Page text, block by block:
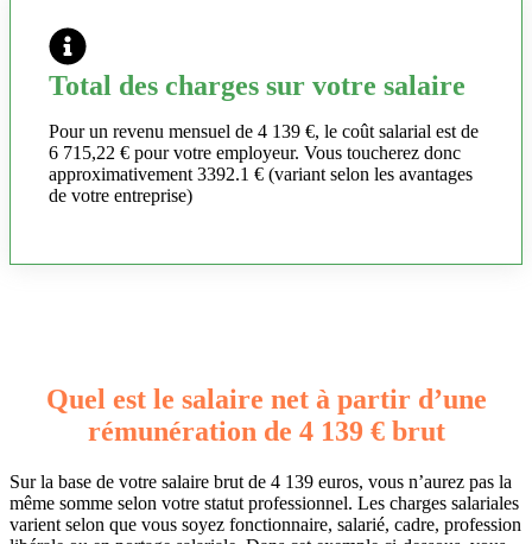
Total des charges sur votre salaire
Pour un revenu mensuel de 4 139 €, le coût salarial est de
6 715,22 € pour votre employeur. Vous toucherez donc
approximativement 3392.1 € (variant selon les avantages
de votre entreprise)
Quel est le salaire net à partir d’une
rémunération de 4 139 € brut
Sur la base de votre salaire brut de 4 139 euros, vous n’aurez pas la
même somme selon votre statut professionnel. Les charges salariales
varient selon que vous soyez fonctionnaire, salarié, cadre, profession